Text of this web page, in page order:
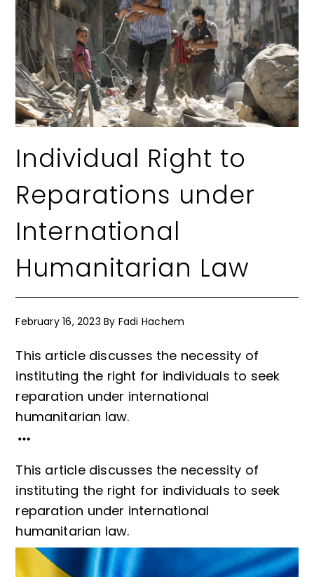
Individual Right to
Reparations under
International
Humanitarian Law
February 16, 2023 By Fadi Hachem
This article discusses the necessity of
instituting the right for individuals to seek
reparation under international
humanitarian law.
This article discusses the necessity of
instituting the right for individuals to seek
reparation under international
humanitarian law.